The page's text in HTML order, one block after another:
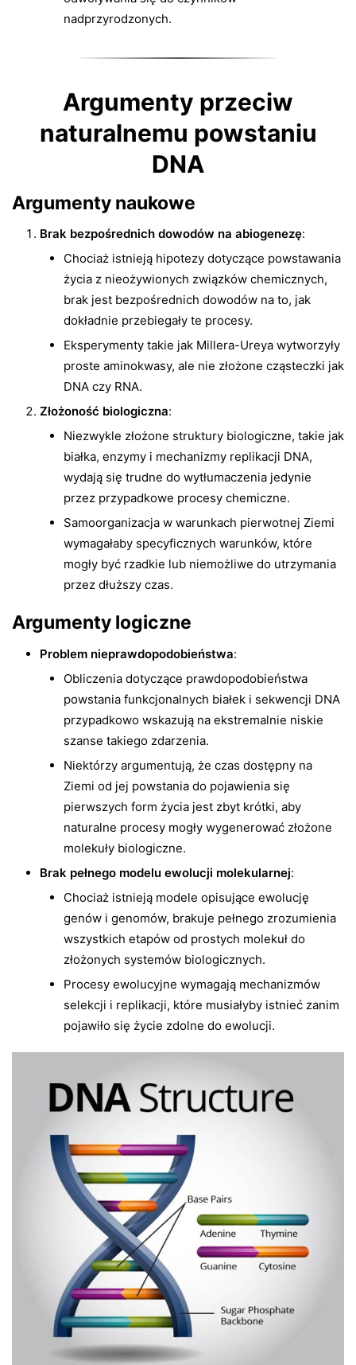
nadprzyrodzonych.
Argumenty przeciw
naturalnemu powstaniu
DNA
Argumenty naukowe
Brak bezpośrednich dowodów na abiogenezę:
Chociaż istnieją hipotezy dotyczące powstawania
życia z nieożywionych związków chemicznych,
brak jest bezpośrednich dowodów na to, jak
dokładnie przebiegały te procesy.
Eksperymenty takie jak Millera-Ureya wytworzyły
proste aminokwasy, ale nie złożone cząsteczki jak
DNA czy RNA.
Złożoność biologiczna:
Niezwykle złożone struktury biologiczne, takie jak
białka, enzymy i mechanizmy replikacji DNA,
wydają się trudne do wytłumaczenia jedynie
przez przypadkowe procesy chemiczne.
Samoorganizacja w warunkach pierwotnej Ziemi
wymagałaby specyficznych warunków, które
mogły być rzadkie lub niemożliwe do utrzymania
przez dłuższy czas.
Argumenty logiczne
Problem nieprawdopodobieństwa:
Obliczenia dotyczące prawdopodobieństwa
powstania funkcjonalnych białek i sekwencji DNA
przypadkowo wskazują na ekstremalnie niskie
szanse takiego zdarzenia.
Niektórzy argumentują, że czas dostępny na
Ziemi od jej powstania do pojawienia się
pierwszych form życia jest zbyt krótki, aby
naturalne procesy mogły wygenerować złożone
molekuły biologiczne.
Brak pełnego modelu ewolucji molekularnej:
Chociaż istnieją modele opisujące ewolucję
genów i genomów, brakuje pełnego zrozumienia
wszystkich etapów od prostych molekuł do
złożonych systemów biologicznych.
Procesy ewolucyjne wymagają mechanizmów
selekcji i replikacji, które musiałyby istnieć zanim
pojawiło się życie zdolne do ewolucji.